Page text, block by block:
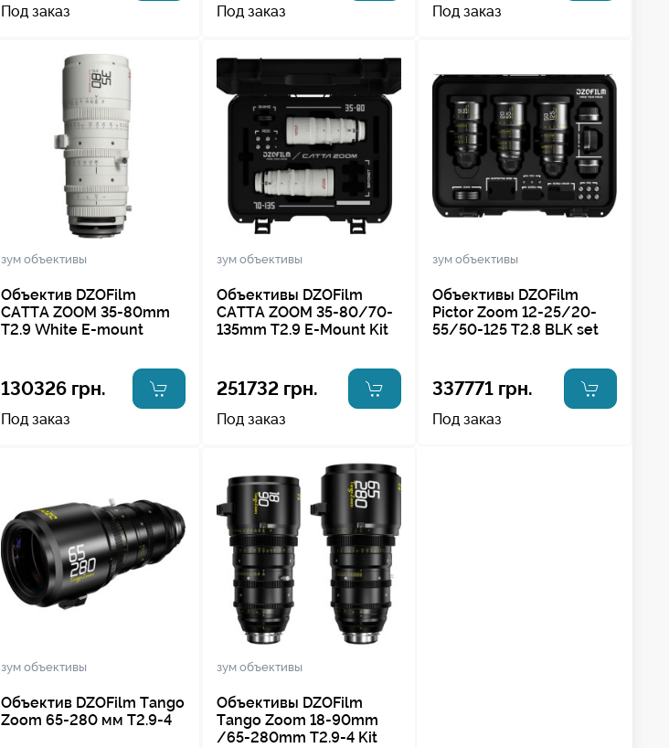
Под заказ Под заказ Под заказ
зум объективы
Объектив DZOFilm
CATTA ZOOM 35-80mm
T2.9 White E-mount
130326 грн.
Под заказ
зум объективы
Объективы DZOFilm
CATTA ZOOM 35-80/70-
135mm T2.9 E-Mount Kit
251732 грн.
Под заказ
зум объективы
Объективы DZOFilm
Pictor Zoom 12-25/20-
55/50-125 T2.8 BLK set
337771 грн.
Под заказ
зум объективы
Объектив DZOFilm Tango
Zoom 65-280 мм Т2.9-4
зум объективы
Объективы DZOFilm
Tango Zoom 18-90mm
/65-280mm T2.9-4 Kit